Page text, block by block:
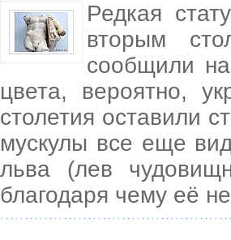
Редкая
вторым
сообщили
цвета, вероятно,
столетия оставили
мускулы все еще
льва (лев
благодаря чему её